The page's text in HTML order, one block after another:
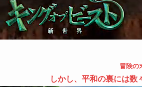
冒険の
しかし、平和の裏には数